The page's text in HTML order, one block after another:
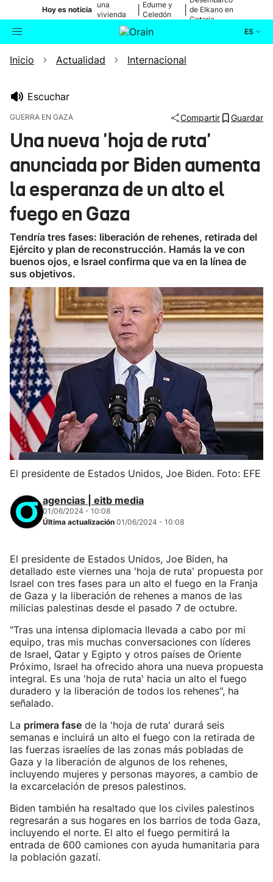
Hoy es noticia
una
vivienda
de Bilbao
Edurne y
Celedón
de Elkano en
Getaria
ES
Buscador Actualidad
Ikusmiran
Eguraldia
Inicio Actualidad Internacional
Escuchar
GUERRA EN GAZA Compartir Guardar
Una nueva 'hoja de ruta'
anunciada por Biden aumenta
la esperanza de un alto el
fuego en Gaza
Tendría tres fases: liberación de rehenes, retirada del
Ejército y plan de reconstrucción. Hamás la ve con
buenos ojos, e Israel confirma que va en la línea de
sus objetivos.
El presidente de Estados Unidos, Joe Biden. Foto: EFE
agencias | eitb media
01/06/2024 - 10:08
Última actualización 01/06/2024 - 10:08
El presidente de Estados Unidos, Joe Biden, ha
detallado este viernes una 'hoja de ruta' propuesta por
Israel con tres fases para un alto el fuego en la Franja
de Gaza y la liberación de rehenes a manos de las
milicias palestinas desde el pasado 7 de octubre.
"Tras una intensa diplomacia llevada a cabo por mi
equipo, tras mis muchas conversaciones con líderes
de Israel, Qatar y Egipto y otros países de Oriente
Próximo, Israel ha ofrecido ahora una nueva propuesta
integral. Es una 'hoja de ruta' hacia un alto el fuego
duradero y la liberación de todos los rehenes", ha
señalado.
La primera fase de la 'hoja de ruta' durará seis
semanas e incluirá un alto el fuego con la retirada de
las fuerzas israelíes de las zonas más pobladas de
Gaza y la liberación de algunos de los rehenes,
incluyendo mujeres y personas mayores, a cambio de
la excarcelación de presos palestinos.
Biden también ha resaltado que los civiles palestinos
regresarán a sus hogares en los barrios de toda Gaza,
incluyendo el norte. El alto el fuego permitirá la
entrada de 600 camiones con ayuda humanitaria para
la población gazatí.